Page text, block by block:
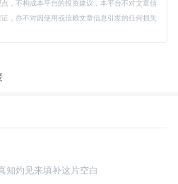
，不构成本平台的投资建议，本平台不对文章信
，亦不对因使用或信赖文章信息引发的任何损失
知灼见来填补这片空白